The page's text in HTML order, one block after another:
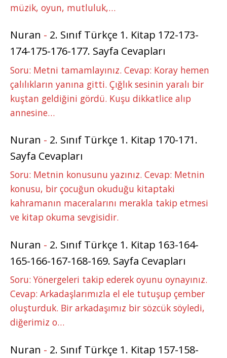
müzik, oyun, mutluluk,…
Nuran - 2. Sınıf Türkçe 1. Kitap 172-173-
174-175-176-177. Sayfa Cevapları
Soru: Metni tamamlayınız. Cevap: Koray hemen
çalılıkların yanına gitti. Çığlık sesinin yaralı bir
kuştan geldiğini gördü. Kuşu dikkatlice alıp
annesine…
Nuran - 2. Sınıf Türkçe 1. Kitap 170-171.
Sayfa Cevapları
Soru: Metnin konusunu yazınız. Cevap: Metnin
konusu, bir çocuğun okuduğu kitaptaki
kahramanın maceralarını merakla takip etmesi
ve kitap okuma sevgisidir.
Nuran - 2. Sınıf Türkçe 1. Kitap 163-164-
165-166-167-168-169. Sayfa Cevapları
Soru: Yönergeleri takip ederek oyunu oynayınız.
Cevap: Arkadaşlarımızla el ele tutuşup çember
oluşturduk. Bir arkadaşımız bir sözcük söyledi,
diğerimiz o…
Nuran - 2. Sınıf Türkçe 1. Kitap 157-158-